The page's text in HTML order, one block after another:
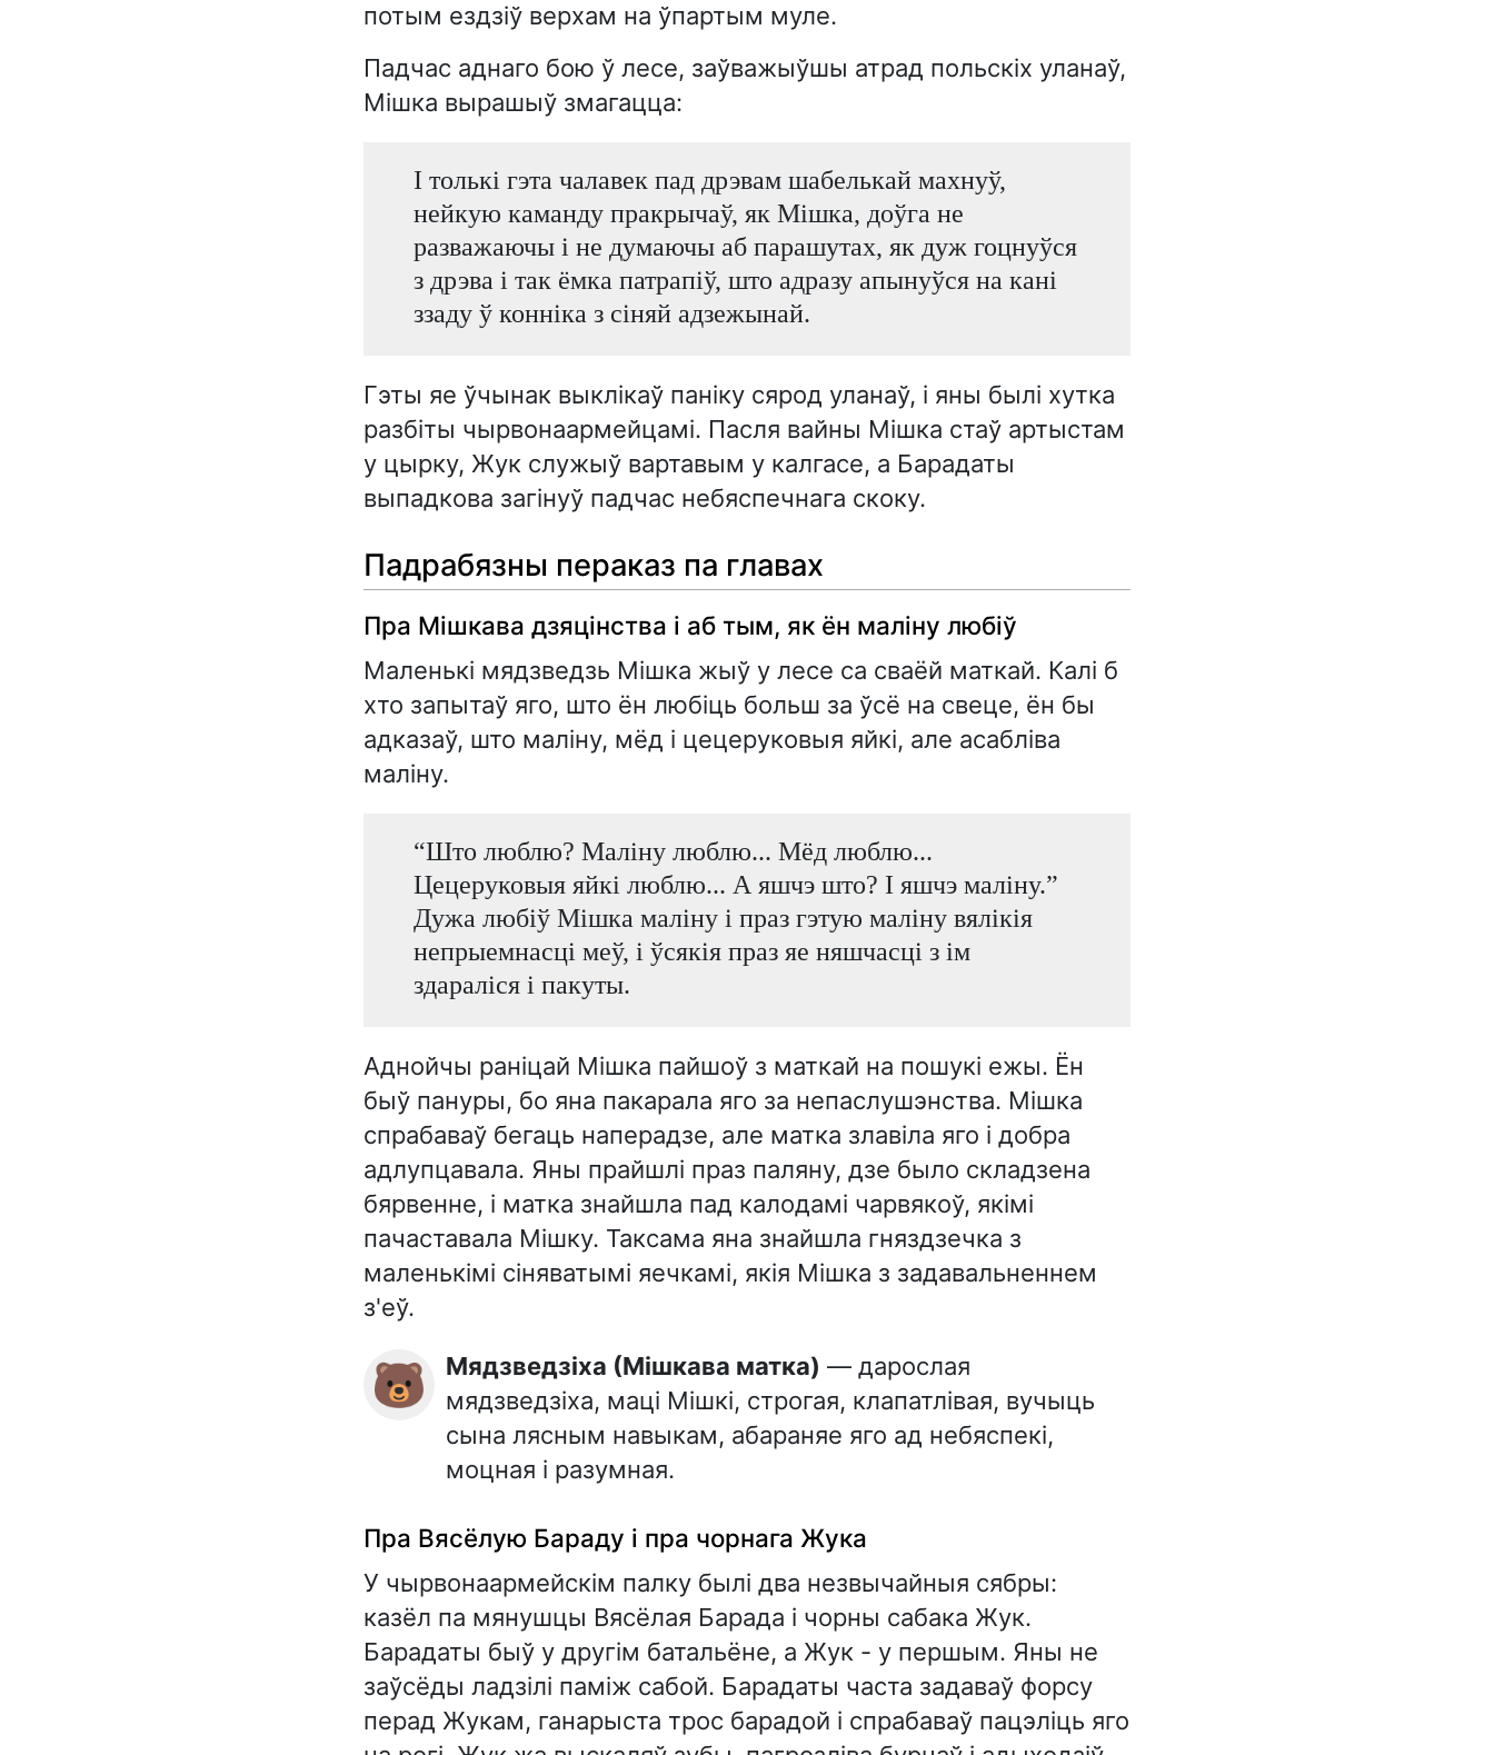
потым ездзіў верхам на ўпартым муле.
Падчас аднаго бою ў лесе, заўважыўшы атрад польскіх уланаў,
Мішка вырашыў змагацца:
І толькі гэта чалавек пад дрэвам шабелькай махнуў,
нейкую каманду пракрычаў, як Мішка, доўга не
разважаючы і не думаючы аб парашутах, як дуж гоцнуўся
з дрэва і так ёмка патрапіў, што адразу апынуўся на кані
ззаду ў конніка з сіняй адзежынай.
Гэты яе ўчынак выклікаў паніку сярод уланаў, і яны былі хутка
разбіты чырвонаармейцамі. Пасля вайны Мішка стаў артыстам
у цырку, Жук служыў вартавым у калгасе, а Барадаты
выпадкова загінуў падчас небяспечнага скоку.
Падрабязны пераказ па главах
Пра Мішкава дзяцінства і аб тым, як ён маліну любіў
Маленькі мядзведзь Мішка жыў у лесе са сваёй маткай. Калі б
хто запытаў яго, што ён любіць больш за ўсё на свеце, ён бы
адказаў, што маліну, мёд і цецеруковыя яйкі, але асабліва
маліну.
“Што люблю? Маліну люблю... Мёд люблю...
Цецеруковыя яйкі люблю... А яшчэ што? І яшчэ маліну.”
Дужа любіў Мішка маліну і праз гэтую маліну вялікія
непрыемнасці меў, і ўсякія праз яе няшчасці з ім
здараліся і пакуты.
Аднойчы раніцай Мішка пайшоў з маткай на пошукі ежы. Ён
быў пануры, бо яна пакарала яго за непаслушэнства. Мішка
спрабаваў бегаць наперадзе, але матка злавіла яго і добра
адлупцавала. Яны прайшлі праз паляну, дзе было складзена
бярвенне, і матка знайшла пад калодамі чарвякоў, якімі
пачаставала Мішку. Таксама яна знайшла гняздзечка з
маленькімі сіняватымі яечкамі, якія Мішка з задавальненнем
з'еў.
🐻 Мядзведзіха (Мішкава матка) — дарослая
мядзведзіха, маці Мішкі, строгая, клапатлівая, вучыць
сына лясным навыкам, абараняе яго ад небяспекі,
моцная і разумная.
Пра Вясёлую Бараду і пра чорнага Жука
У чырвонаармейскім палку былі два незвычайныя сябры:
казёл па мянушцы Вясёлая Барада і чорны сабака Жук.
Барадаты быў у другім батальёне, а Жук - у першым. Яны не
заўсёды ладзілі паміж сабой. Барадаты часта задаваў форсу
перад Жукам, ганарыста трос барадой і спрабаваў пацэліць яго